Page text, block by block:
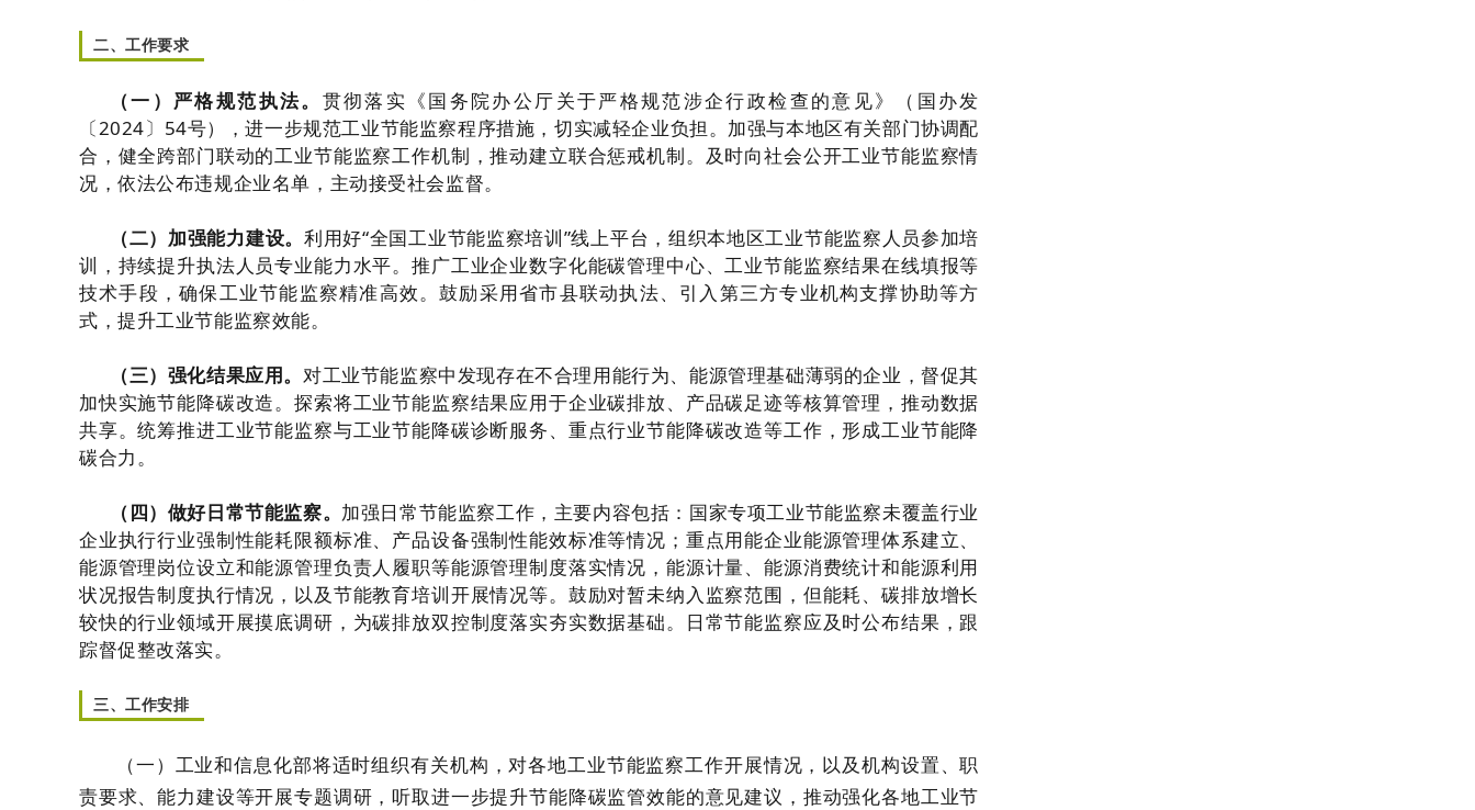
二、工作要求
（一）严格规范执法。 贯彻落实《国务院办公厅关于严格规范涉企行政检查的意见》（国办发
〔2024〕54号），进一步规范工业节能监察程序措施，切实减轻企业负担。加强与本地区有关部门协调配
合，健全跨部门联动的工业节能监察工作机制，推动建立联合惩戒机制。及时向社会公开工业节能监察情
况，依法公布违规企业名单，主动接受社会监督。
（二）加强能力建设。 利用好“全国工业节能监察培训”线上平台，组织本地区工业节能监察人员参加培
训，持续提升执法人员专业能力水平。推广工业企业数字化能碳管理中心、工业节能监察结果在线填报等
技术手段，确保工业节能监察精准高效。鼓励采用省市县联动执法、引入第三方专业机构支撑协助等方
式，提升工业节能监察效能。
（三）强化结果应用。对工业节能监察中发现存在不合理用能行为、能源管理基础薄弱的企业，督促其
加快实施节能降碳改造。探索将工业节能监察结果应用于企业碳排放、产品碳足迹等核算管理，推动数据
共享。统筹推进工业节能监察与工业节能降碳诊断服务、重点行业节能降碳改造等工作，形成工业节能降
碳合力。
（四）做好日常节能监察。 加强日常节能监察工作，主要内容包括：国家专项工业节能监察未覆盖行业
企业执行行业强制性能耗限额标准、产品设备强制性能效标准等情况；重点用能企业能源管理体系建立、
能源管理岗位设立和能源管理负责人履职等能源管理制度落实情况，能源计量、能源消费统计和能源利用
状况报告制度执行情况，以及节能教育培训开展情况等。鼓励对暂未纳入监察范围，但能耗、碳排放增长
较快的行业领域开展摸底调研，为碳排放双控制度落实夯实数据基础。日常节能监察应及时公布结果，跟
踪督促整改落实。
三、工作安排
（一）工业和信息化部将适时组织有关机构，对各地工业节能监察工作开展情况，以及机构设置、职
责要求、能力建设等开展专题调研，听取进一步提升节能降碳监管效能的意见建议，推动强化各地工业节